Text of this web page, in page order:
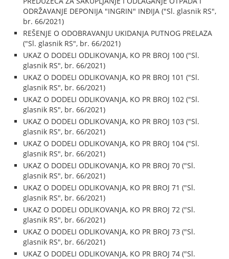
ODRŽAVANJE DEPONIJA "INGRIN" INĐIJA ("Sl. glasnik RS",
br. 66/2021)
REŠENJE O ODOBRAVANJU UKIDANJA PUTNOG PRELAZA
("Sl. glasnik RS", br. 66/2021)
UKAZ O DODELI ODLIKOVANJA, KO PR BROJ 100 ("Sl.
glasnik RS", br. 66/2021)
UKAZ O DODELI ODLIKOVANJA, KO PR BROJ 101 ("Sl.
glasnik RS", br. 66/2021)
UKAZ O DODELI ODLIKOVANJA, KO PR BROJ 102 ("Sl.
glasnik RS", br. 66/2021)
UKAZ O DODELI ODLIKOVANJA, KO PR BROJ 103 ("Sl.
glasnik RS", br. 66/2021)
UKAZ O DODELI ODLIKOVANJA, KO PR BROJ 104 ("Sl.
glasnik RS", br. 66/2021)
UKAZ O DODELI ODLIKOVANJA, KO PR BROJ 70 ("Sl.
glasnik RS", br. 66/2021)
UKAZ O DODELI ODLIKOVANJA, KO PR BROJ 71 ("Sl.
glasnik RS", br. 66/2021)
UKAZ O DODELI ODLIKOVANJA, KO PR BROJ 72 ("Sl.
glasnik RS", br. 66/2021)
UKAZ O DODELI ODLIKOVANJA, KO PR BROJ 73 ("Sl.
glasnik RS", br. 66/2021)
UKAZ O DODELI ODLIKOVANJA, KO PR BROJ 74 ("Sl.